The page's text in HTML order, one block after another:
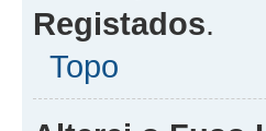
Registados.
Topo